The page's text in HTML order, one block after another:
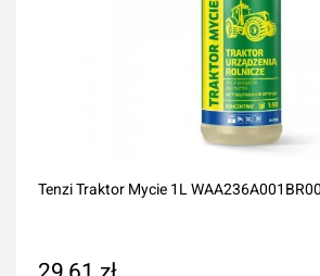
Tenzi Traktor Mycie 1L